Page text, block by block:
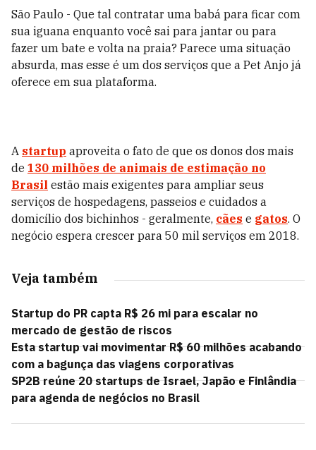
São Paulo - Que tal contratar uma babá para ficar com
sua iguana enquanto você sai para jantar ou para
fazer um bate e volta na praia? Parece uma situação
absurda, mas esse é um dos serviços que a Pet Anjo já
oferece em sua plataforma.
A startup aproveita o fato de que os donos dos mais
de 130 milhões de animais de estimação no
Brasil estão mais exigentes para ampliar seus
serviços de hospedagens, passeios e cuidados a
domicílio dos bichinhos - geralmente, cães e gatos. O
negócio espera crescer para 50 mil serviços em 2018.
Veja também
Startup do PR capta R$ 26 mi para escalar no
mercado de gestão de riscos
Esta startup vai movimentar R$ 60 milhões acabando
com a bagunça das viagens corporativas
SP2B reúne 20 startups de Israel, Japão e Finlândia
para agenda de negócios no Brasil